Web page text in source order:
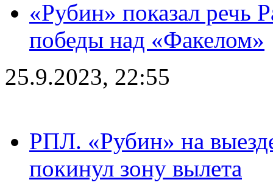
«Рубин» показал речь
победы над «Факелом»
25.9.2023, 22:55
РПЛ. «Рубин» на
покинул зону вылета